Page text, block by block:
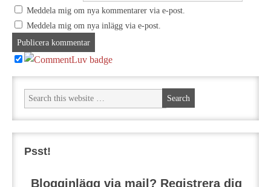
Meddela mig om nya kommentarer via e-post.
Meddela mig om nya inlägg via e-post.
Psst!
Blogginlägg via mail? Registrera dig